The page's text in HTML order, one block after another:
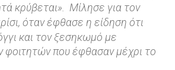
κρύβεται».
Μίλησε για τον
όταν έφθασε η είδηση ότι
και τον ξεσηκωμό με
φοιτητών που έφθασαν μέχρι το